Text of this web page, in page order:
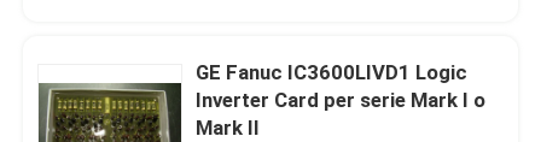
GE Fanuc IC3600LIVD1 Logic
Inverter Card per serie Mark I o
Mark II